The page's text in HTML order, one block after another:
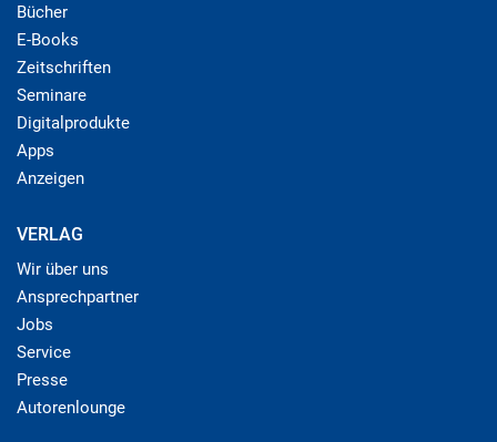
Bücher
E-Books
Zeitschriften
Seminare
Digitalprodukte
Apps
Anzeigen
VERLAG
Wir über uns
Ansprechpartner
Jobs
Service
Presse
Autorenlounge